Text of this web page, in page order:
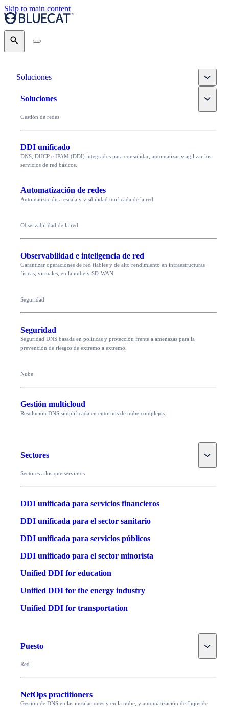
Skip to main content
Search
Soluciones Toggle
Soluciones Toggle
Gestión de redes
DDI unificado
DNS, DHCP e IPAM (DDI) integrados para consolidar, automatizar y agilizar los
servicios de red básicos.
Automatización de redes
Automatización a escala y visibilidad unificada de la red
Observabilidad de la red
Observabilidad e inteligencia de red
Garantizar operaciones de red fiables y de alto rendimiento en infraestructuras
físicas, virtuales, en la nube y SD-WAN.
Seguridad
Seguridad
Seguridad DNS basada en políticas y protección frente a amenazas para la
prevención de riesgos de extremo a extremo.
Nube
Gestión multicloud
Resolución DNS simplificada en entornos de nube complejos
Sectores Toggle
Sectores a los que servimos
DDI unificada para servicios financieros
DDI unificada para el sector sanitario
DDI unificada para servicios públicos
DDI unificado para el sector minorista
Unified DDI for education
Unified DDI for the energy industry
Unified DDI for transportation
Puesto Toggle
Red
NetOps practitioners
Gestión de DNS en las instalaciones y en la nube, y automatización de flujos de